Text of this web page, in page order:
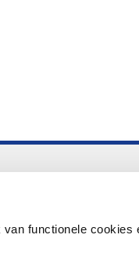
functionele cookies